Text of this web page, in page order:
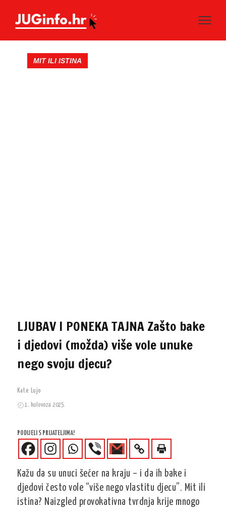
MIT ILI ISTINA
LJUBAV I PONEKA TAJNA Zašto bake
i djedovi (možda) više vole unuke
nego svoju djecu?
Kate Lujo
1. kolovoza 2025.
PODIJELI S PRIJATELJIMA!
Kažu da su unuci šećer na kraju – i da ih bake i
djedovi često vole “više nego vlastitu djecu”. Mit ili
istina? Naizgled provokativna tvrdnja krije mnogo